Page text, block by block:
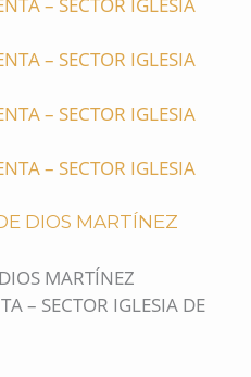
DIOS MARTÍNEZ
MARTÍNEZ
– SECTOR IGLESIA DE